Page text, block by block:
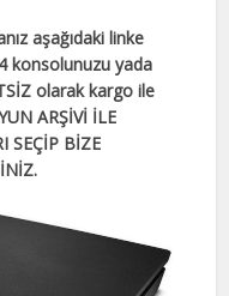
aşağıdaki linke
konsolunuzu yada
olarak kargo ile
ARŞİVİ İLE
SEÇİP BİZE